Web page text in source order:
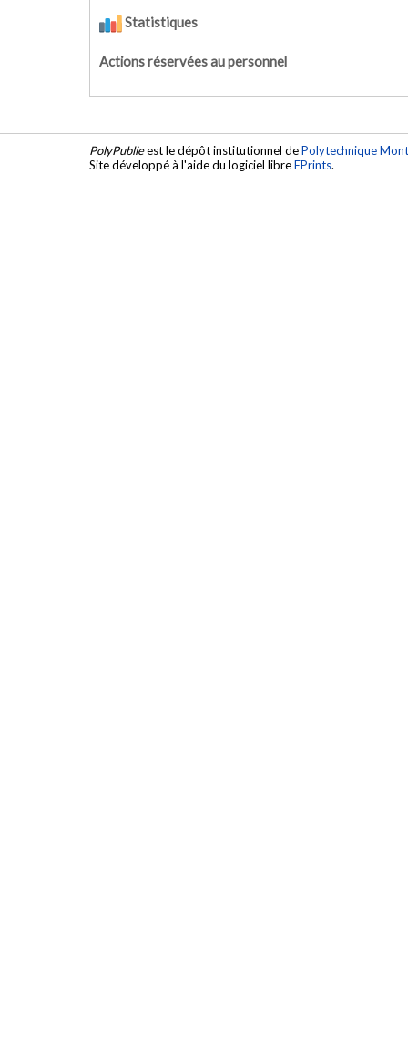
Statistiques
Actions réservées au personnel
PolyPublieest le dépôt institutionnel dePolytechnique
Site développé à l'aide du logiciel libreEPrints.